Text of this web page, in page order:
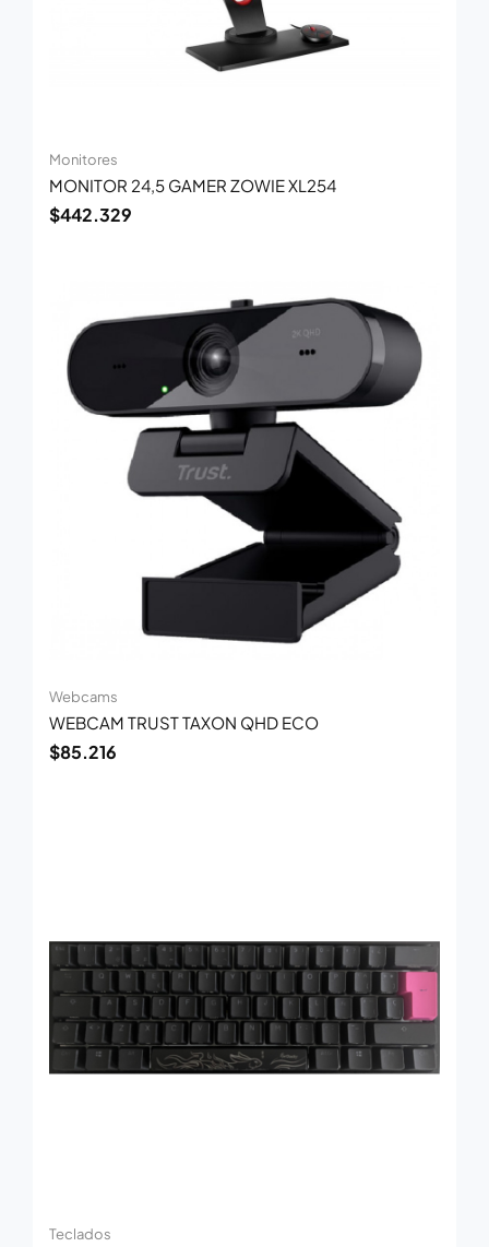
Monitores
MONITOR 24,5 GAMER ZOWIE XL254
$442.329
Webcams
WEBCAM TRUST TAXON QHD ECO
$85.216
Teclados